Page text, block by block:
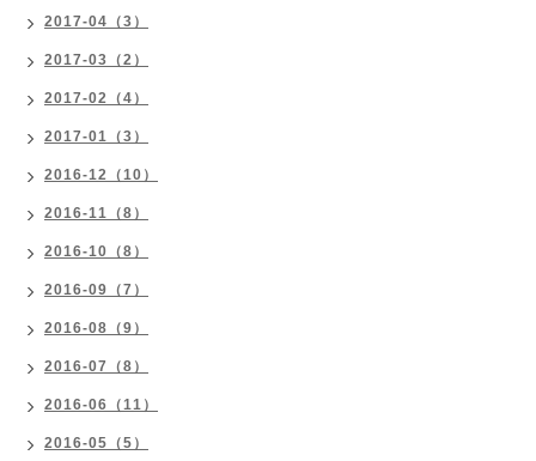
2017-04（3）
2017-03（2）
2017-02（4）
2017-01（3）
2016-12（10）
2016-11（8）
2016-10（8）
2016-09（7）
2016-08（9）
2016-07（8）
2016-06（11）
2016-05（5）